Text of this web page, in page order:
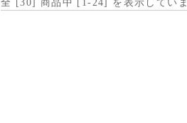
全 [30] 商品中 [ 1-24] を表示していま